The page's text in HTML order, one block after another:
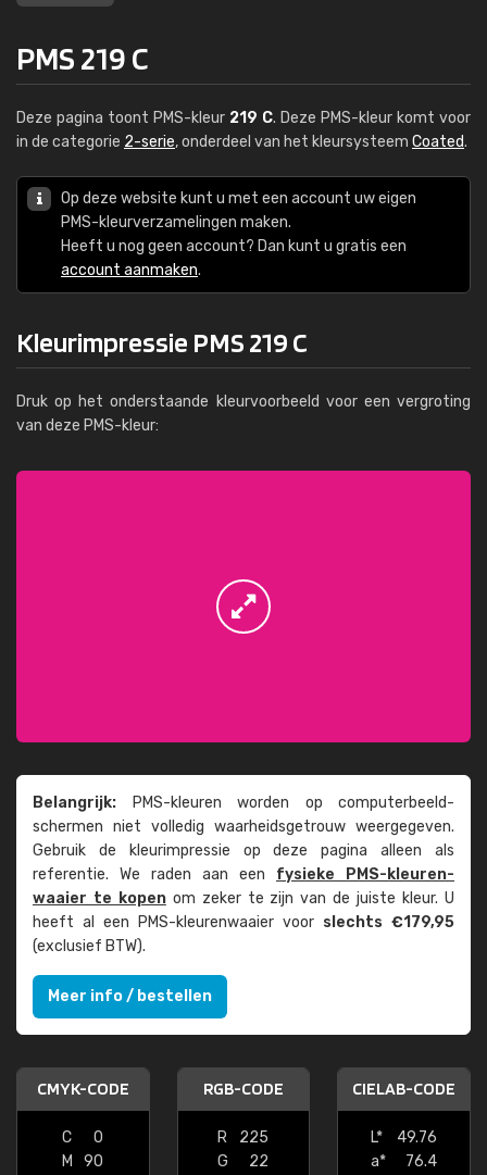
PMS 219 C
Deze pagina toont PMS-kleur 219 C. Deze PMS-kleur komt voor
in de categorie 2-serie, onderdeel van het kleursysteem Coated.
Op deze website kunt u met een account uw eigen
PMS-kleurverzamelingen maken.
Heeft u nog geen account? Dan kunt u gratis een
account aanmaken.
Kleurimpressie PMS 219 C
Druk op het onderstaande kleurvoorbeeld voor een vergroting
van deze PMS-kleur:
Belangrijk: PMS-kleuren worden op computer­beeld­
schermen niet volledig waarheids­­getrouw weer­gegeven.
Gebruik de kleur­impressie op deze pagina alleen als
referentie. We raden aan een fysieke PMS-kleuren­
waaier te kopenom zeker te zijn van de juiste kleur. U
heeft al een PMS-kleuren­waaier voor slechts €179,95
(exclusief BTW).
Meer info / bestellen
CMYK-CODE
C
0
M
90
RGB-CODE
R
225
G
22
CIELAB-CODE
L*
49.76
a*
76.4